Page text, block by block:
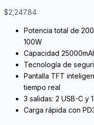
$2,247.84
Potencia total de
100W
Capacidad
Tecnología de
Pantalla TFT
tiempo real
3 salidas: 2 USB-C y
Carga rápida con